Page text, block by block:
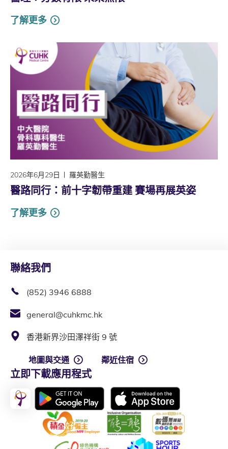
了解更多
2026年6月29日 羅英勤醫生
醫路同行：前十字韌帶重建 賽場再展英姿
了解更多
聯絡我們
(852) 3946 6888
general@cuhkmc.hk
香港新界沙田澤祥街 9 號
地圖與交通 鄰近住宿
立即下載應用程式